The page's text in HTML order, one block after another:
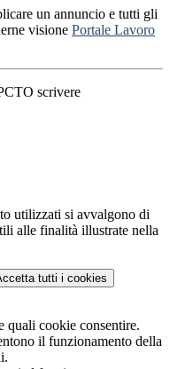
un annuncio e tutti gli
visione Portale Lavoro
scrivere
utilizzati si avvalgono di
alle finalità illustrate nella
tutti i cookies
quali cookie consentire.
il funzionamento della